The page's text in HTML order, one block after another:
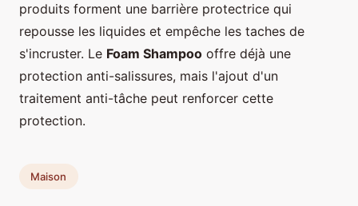
produits forment une barrière protectrice qui
repousse les liquides et empêche les taches de
s'incruster. Le Foam Shampoo offre déjà une
protection anti-salissures, mais l'ajout d'un
traitement anti-tâche peut renforcer cette
protection.
Maison